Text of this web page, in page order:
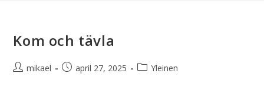
Kom och tävla
mikael april 27, 2025 Yleinen